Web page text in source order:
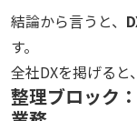
結論から言うと、
す。
全社DXを掲げると
整理ブロック